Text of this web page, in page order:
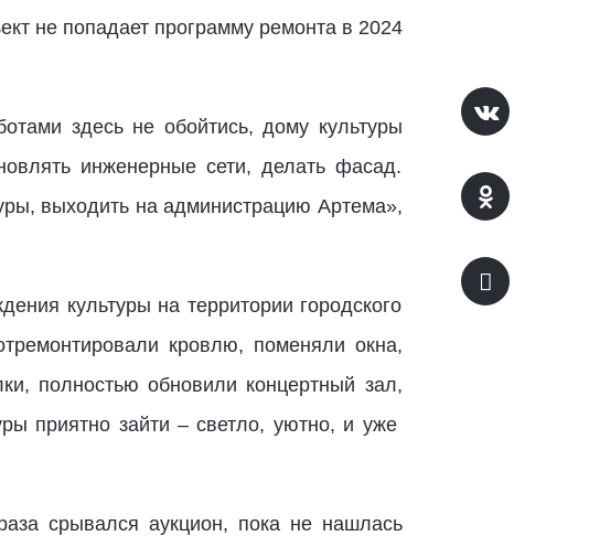
не попадает программу ремонта в 2024
здесь не обойтись, дому культуры
инженерные сети, делать фасад.
выходить на администрацию Артема»,
культуры на территории городского
кровлю, поменяли окна,
полностью обновили концертный зал,
приятно зайти – светло, уютно, и уже
срывался аукцион, пока не нашлась